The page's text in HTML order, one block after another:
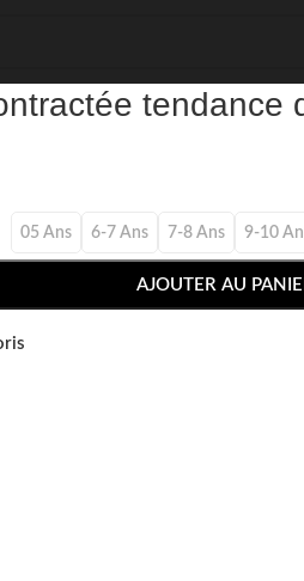
tendance
05 Ans 6-7 Ans 7-8 Ans 9-10
AJOUTER AU